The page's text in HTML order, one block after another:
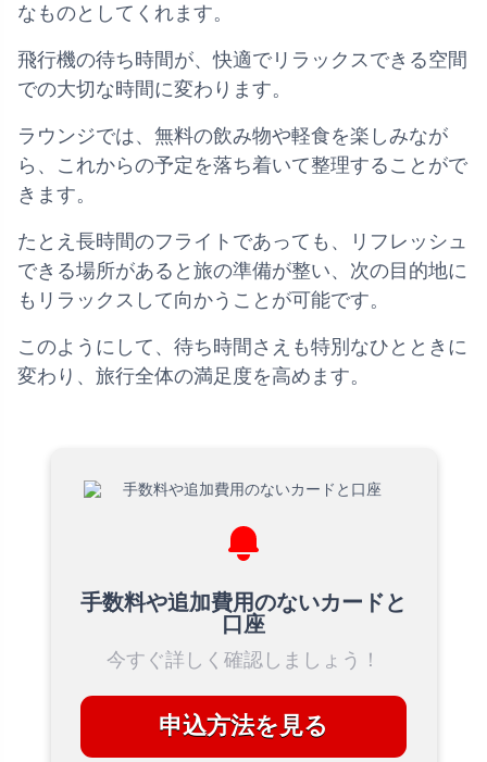
なものとしてくれます。
飛行機の待ち時間が、快適でリラックスできる空間
での大切な時間に変わります。
ラウンジでは、無料の飲み物や軽食を楽しみなが
ら、これからの予定を落ち着いて整理することがで
きます。
たとえ長時間のフライトであっても、リフレッシュ
できる場所があると旅の準備が整い、次の目的地に
もリラックスして向かうことが可能です。
このようにして、待ち時間さえも特別なひとときに
変わり、旅行全体の満足度を高めます。
手数料や追加費用のないカードと
口座
今すぐ詳しく確認しましょう！
申込方法を見る